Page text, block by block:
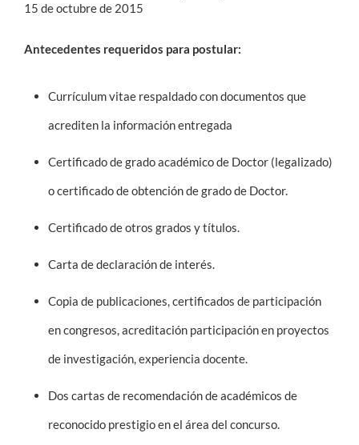
15 de octubre de 2015
Antecedentes requeridos para postular:
Currículum vitae respaldado con documentos que
acrediten la información entregada
Certificado de grado académico de Doctor (legalizado)
o certificado de obtención de grado de Doctor.
Certificado de otros grados y títulos.
Carta de declaración de interés.
Copia de publicaciones, certificados de participación
en congresos, acreditación participación en proyectos
de investigación, experiencia docente.
Dos cartas de recomendación de académicos de
reconocido prestigio en el área del concurso.